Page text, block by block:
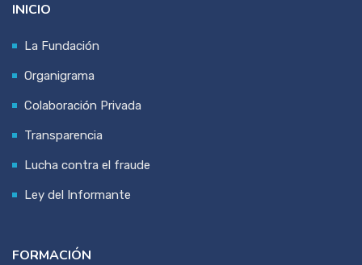
INICIO
La Fundación
Organigrama
Colaboración Privada
Transparencia
Lucha contra el fraude
Ley del Informante
FORMACIÓN